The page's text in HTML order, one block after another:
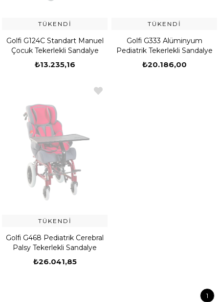
TÜKENDI
Golfi G124C Standart Manuel
Çocuk Tekerlekli Sandalye
₺13.235,16
TÜKENDI
Golfi G333 Alüminyum
Pediatrik Tekerlekli Sandalye
₺20.186,00
TÜKENDI
Golfi G468 Pediatrik Cerebral
Palsy Tekerlekli Sandalye
₺26.041,85
1